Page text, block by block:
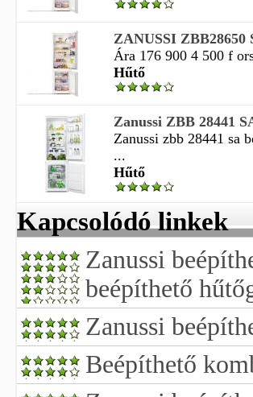
ZANUSSI ZBB28650
Ára 176 900 4 500 f
Hűtő
Zanussi ZBB 28441
Zanussi zbb 28441 sa
...
Hűtő
Kapcsolódó linkek
Zanussi
beépíthető
Zanussi
Beépíthető